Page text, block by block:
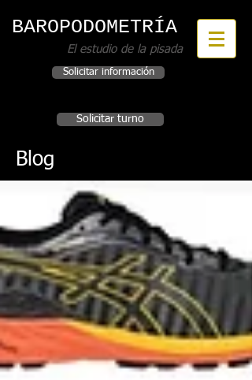
BAROPODOMETRÍA
El estudio de la pisada
Solicitar información
Solicitar turno
Blog